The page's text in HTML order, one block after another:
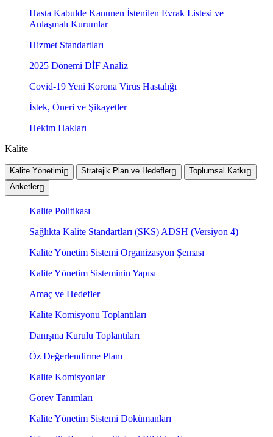
Hasta Kabulde Kanunen İstenilen Evrak Listesi ve
Anlaşmalı Kurumlar
Hizmet Standartları
2025 Dönemi DİF Analiz
Covid-19 Yeni Korona Virüs Hastalığı
İstek, Öneri ve Şikayetler
Hekim Hakları
Kalite
Kalite Yönetimi Stratejik Plan ve Hedefler
Toplumsal Katkı
Anketler
Kalite Politikası
Sağlıkta Kalite Standartları (SKS) ADSH (Versiyon 4)
Kalite Yönetim Sistemi Organizasyon Şeması
Kalite Yönetim Sisteminin Yapısı
Amaç ve Hedefler
Kalite Komisyonu Toplantıları
Danışma Kurulu Toplantıları
Öz Değerlendirme Planı
Kalite Komisyonlar
Görev Tanımları
Kalite Yönetim Sistemi Dokümanları